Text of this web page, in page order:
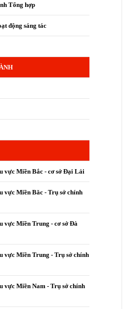
Tổng hợp
động sáng tác
vực Miền Bắc - cơ sở Đại Lải
vực Miền Băc - Trụ sở chính
vực Miền Trung - cơ sở Đà
vực Miền Trung - Trụ sở chính
vực Miền Nam - Trụ sở chính